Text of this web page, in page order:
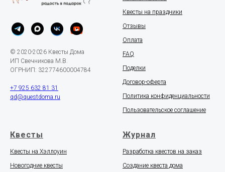
© 2020-2026 Квесты Дома
ИП Свечникова М.В.
ОГРНИП: 322774600004784
+7 925 632 81 31
qd@questdoma.ru
Квесты на праздники
Отзывы
Оплата
FAQ
Поделки
Договор-оферта
Политика конфиденциальности
Пользовательское соглашение
Квесты
Квесты на Хэллоуин
Новогодние квесты
Журнал
Разработка квестов на заказ
Создание квеста дома